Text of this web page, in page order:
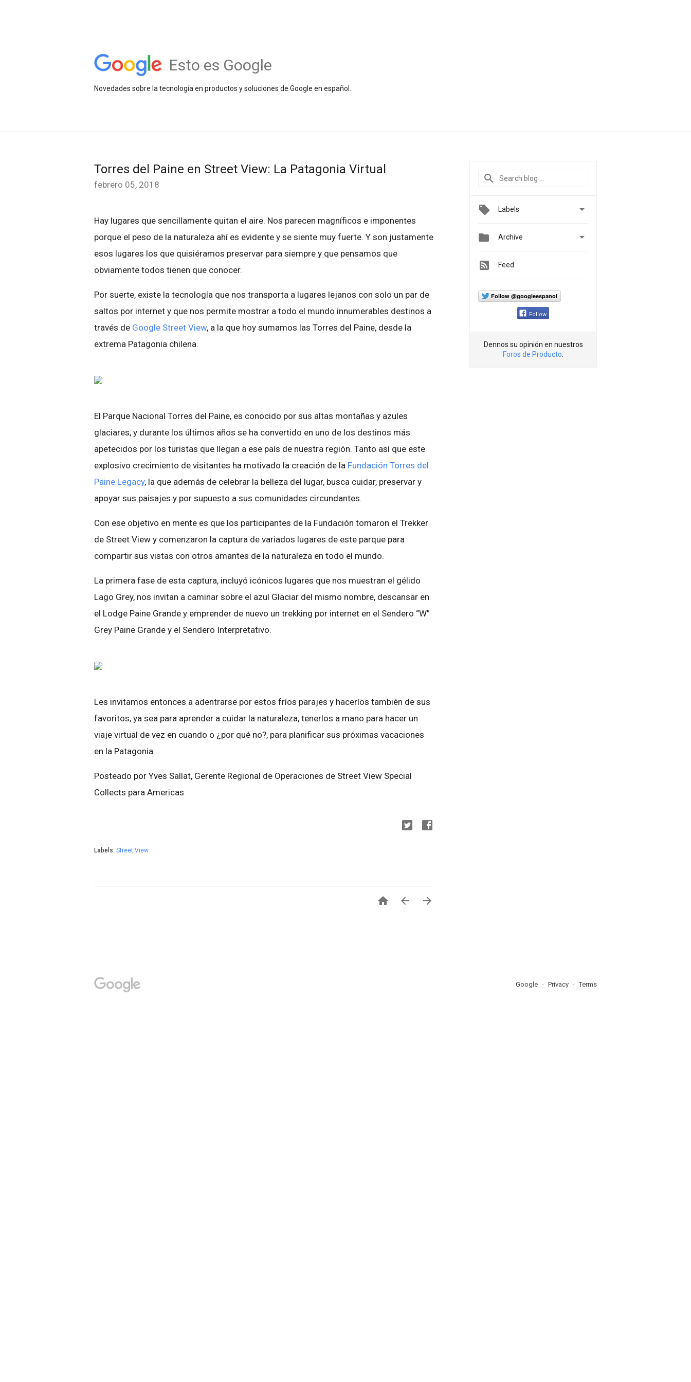
Esto es Google
Novedades sobre la tecnología en productos y soluciones de Google en español.
Torres del Paine en Street View: La Patagonia Virtual
febrero 05, 2018
Hay lugares que sencillamente quitan el aire. Nos parecen magníficos e imponentes
porque el peso de la naturaleza ahí es evidente y se siente muy fuerte. Y son justamente
esos lugares los que quisiéramos preservar para siempre y que pensamos que
obviamente todos tienen que conocer.
Por suerte, existe la tecnología que nos transporta a lugares lejanos con solo un par de
saltos por internet y que nos permite mostrar a todo el mundo innumerables destinos a
través de Google Street View, a la que hoy sumamos las Torres del Paine, desde la
extrema Patagonia chilena.
El Parque Nacional Torres del Paine, es conocido por sus altas montañas y azules
glaciares, y durante los últimos años se ha convertido en uno de los destinos más
apetecidos por los turistas que llegan a ese país de nuestra región. Tanto así que este
explosivo crecimiento de visitantes ha motivado la creación de la Fundación Torres del
Paine Legacy, la que además de celebrar la belleza del lugar, busca cuidar, preservar y
apoyar sus paisajes y por supuesto a sus comunidades circundantes.
Con ese objetivo en mente es que los participantes de la Fundación tomaron el Trekker
de Street View y comenzaron la captura de variados lugares de este parque para
compartir sus vistas con otros amantes de la naturaleza en todo el mundo.
La primera fase de esta captura, incluyó icónicos lugares que nos muestran el gélido
Lago Grey, nos invitan a caminar sobre el azul Glaciar del mismo nombre, descansar en
el Lodge Paine Grande y emprender de nuevo un trekking por internet en el Sendero “W”
Grey Paine Grande y el Sendero Interpretativo.
Les invitamos entonces a adentrarse por estos fríos parajes y hacerlos también de sus
favoritos, ya sea para aprender a cuidar la naturaleza, tenerlos a mano para hacer un
viaje virtual de vez en cuando o ¿por qué no?, para planificar sus próximas vacaciones
en la Patagonia.
Posteado por Yves Sallat, Gerente Regional de Operaciones de Street View Special
Collects para Americas
Labels: Street View
  
Labels 
 Archive 
Feed
Follow @googleespanol
Follow
Dennos su opinión en nuestros
Foros de Producto
Google Privacy Terms